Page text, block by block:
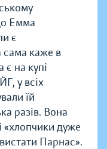
Емма
є
сама каже в
є на купі
у всіх
їй
разів. Вона
«хлопчики дуже
Парнас».